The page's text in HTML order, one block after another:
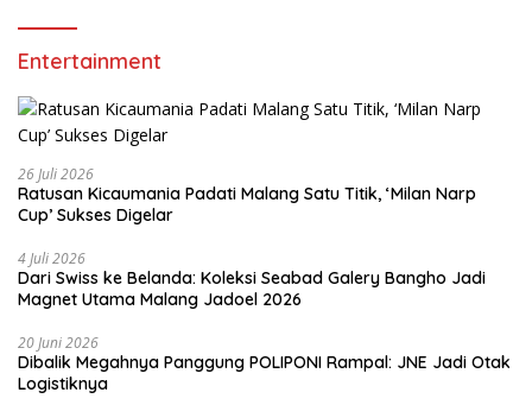
Entertainment
26 Juli 2026
Ratusan Kicaumania Padati Malang Satu Titik, ‘Milan Narp
Cup’ Sukses Digelar
4 Juli 2026
Dari Swiss ke Belanda: Koleksi Seabad Galery Bangho Jadi
Magnet Utama Malang Jadoel 2026
20 Juni 2026
Dibalik Megahnya Panggung POLIPONI Rampal: JNE Jadi Otak
Logistiknya